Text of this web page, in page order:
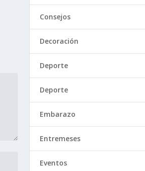
Consejos
Decoración
Deporte
Deporte
Embarazo
Entremeses
Eventos